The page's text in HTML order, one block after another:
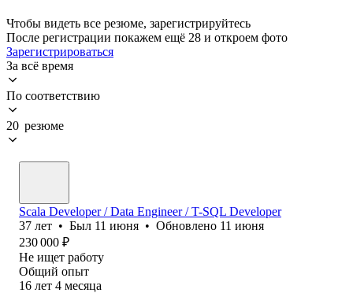
Чтобы видеть все резюме, зарегистрируйтесь
После регистрации покажем ещё 28 и откроем фото
Зарегистрироваться
За всё время
По соответствию
20 резюме
Scala Developer / Data Engineer / T-SQL Developer
37 лет • Был 11 июня • Обновлено 11 июня
230 000 ₽
Не ищет работу
Общий опыт
16 лет 4 месяца